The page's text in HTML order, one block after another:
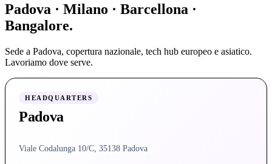
Padova · Milano · Barcellona ·
Bangalore.
Sede a Padova, copertura nazionale, tech hub europeo e asiatico.
Lavoriamo dove serve.
HEADQUARTERS
Padova
Viale Codalunga 10/C, 35138 Padova